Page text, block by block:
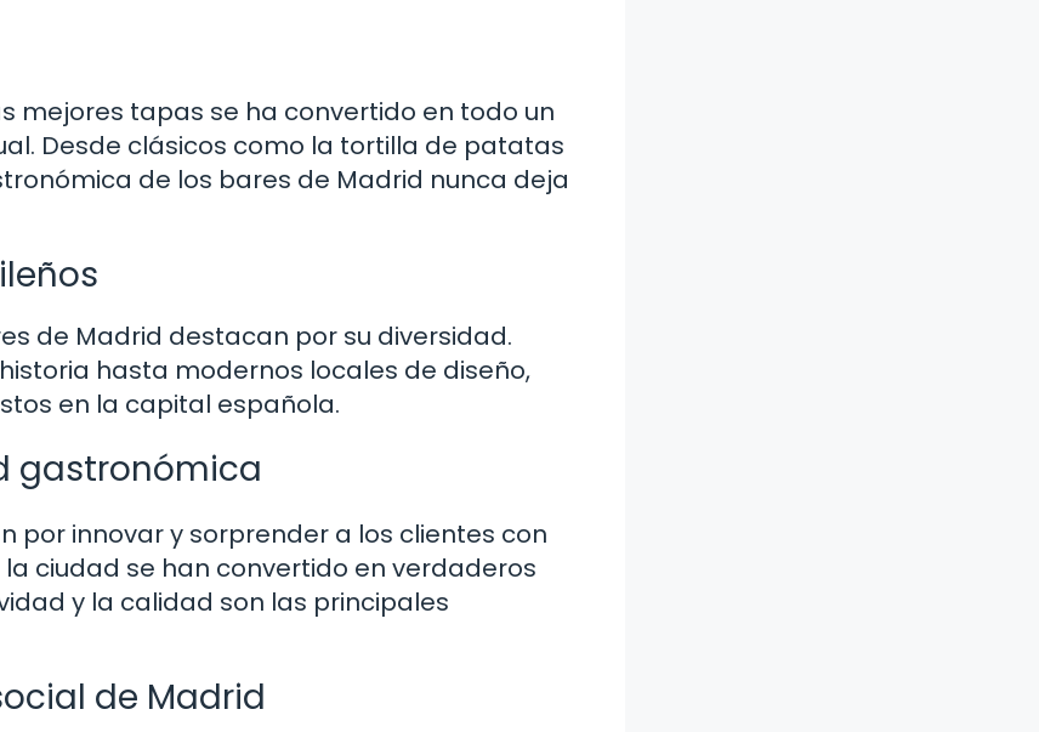
mejores tapas se ha convertido en todo un
Desde clásicos como la tortilla de patatas
de los bares de Madrid nunca deja
de Madrid destacan por su diversidad.
hasta modernos locales de diseño,
en la capital española.
gastronómica
por innovar y sorprender a los clientes con
ciudad se han convertido en verdaderos
y la calidad son las principales
de Madrid